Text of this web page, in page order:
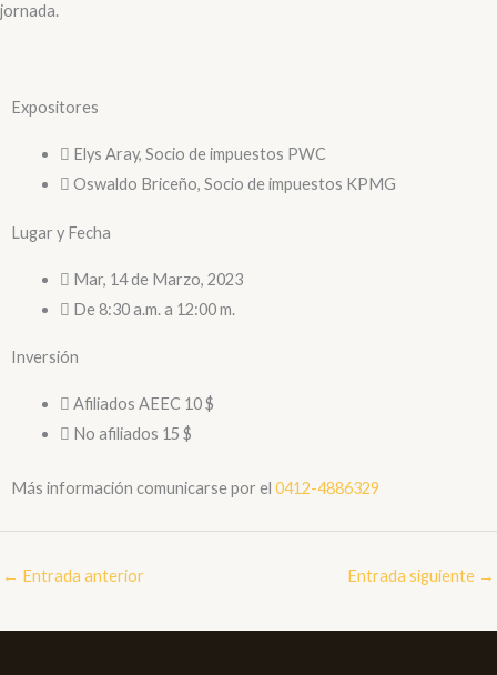
jornada.
Expositores
Elys Aray, Socio de impuestos PWC
Oswaldo Briceño, Socio de impuestos KPMG
Lugar y Fecha
Mar, 14 de Marzo, 2023
De 8:30 a.m. a 12:00 m.
Inversión
Afiliados AEEC 10 $
No afiliados 15 $
Más información comunicarse por el 0412-4886329
← Entrada anterior Entrada siguiente →